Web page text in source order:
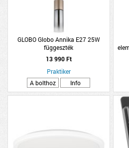
GLOBO Globo Annika E27 25W
függeszték
13 990 Ft
Praktiker
A bolthoz
Info